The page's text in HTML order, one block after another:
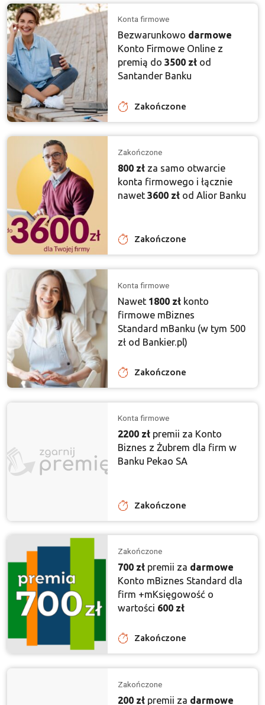
Konta firmowe
Bezwarunkowo darmowe
Konto Firmowe Online z
premią do3500 zł od
Santander Banku
Zakończone
Zakończone
800 zł za samo otwarcie
konta firmowego i łącznie
nawet3600 zł od Alior Banku
Zakończone
Konta firmowe
Nawet 1800 zł konto
firmowe mBiznes
Standard mBanku (w tym 500
zł od Bankier.pl)
Zakończone
Konta firmowe
2200 zł premii za Konto
Biznes z Żubrem dla firm w
Banku Pekao SA
Zakończone
Zakończone
700 zł premii za darmowe
Konto mBiznes Standard dla
firm +mKsięgowość o
wartości 600 zł
Zakończone
Zakończone
200 zł premii za darmowe